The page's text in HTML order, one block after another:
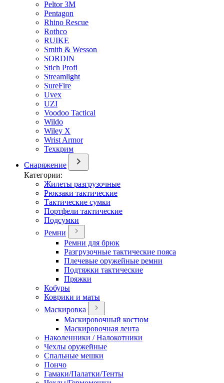
Peltor 3M
Pentagon
Rhino Rescue
Rothco
RUIKE
Smith & Wesson
SORDIN
Stich Profi
Streamlight
SureFire
Uvex
UZI
Voodoo Tactical
Wildo
Wiley X
Wrist Armor
Техкрим
Снаряжение
Категории:
Жилеты разгрузочные
Рюкзаки тактические
Тактические сумки
Портфели тактические
Подсумки
Ремни
Ремни для брюк
Разгрузочные тактические пояса
Плечевые оружейные ремни
Подтяжки тактические
Пряжки
Кобуры
Коврики и маты
Маскировка
Маскировочный костюм
Маскировочная лента
Наколенники / Налокотники
Чехлы оружейные
Спальные мешки
Пончо
Гамаки/Палатки/Тенты